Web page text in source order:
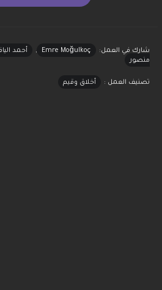
شارك في العمل: Emre Moğulkoç
, أحمد
منصور
تصنيف العمل : أخلاق وقيم